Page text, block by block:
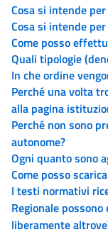
Cosa si intende
Cosa si intende
Come posso
Quali tipologie
In che ordine
Perché una volta
alla pagina
Perché non sono
autonome?
Ogni quanto sono
Come posso
I testi normativi
Regionale
liberamente